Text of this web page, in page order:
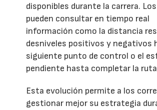
disponibles durante la carrera.
pueden consultar en tiempo real
información como la distancia
desniveles positivos y negativos
siguiente punto de control o el
pendiente hasta completar la
Esta evolución permite a los
gestionar mejor su estrategia